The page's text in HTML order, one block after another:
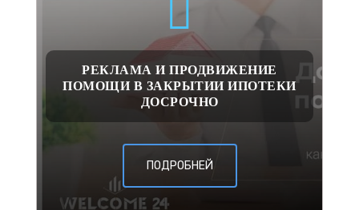
РЕКЛАМА И ПРОДВИЖЕНИЕ
ПОМОЩИ В ЗАКРЫТИИ ИПОТЕКИ
ДОСРОЧНО
ПОДРОБНЕЙ